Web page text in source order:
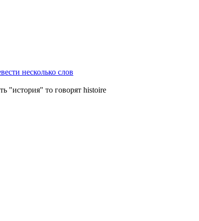
несколько слов
"история" то говорят histoire